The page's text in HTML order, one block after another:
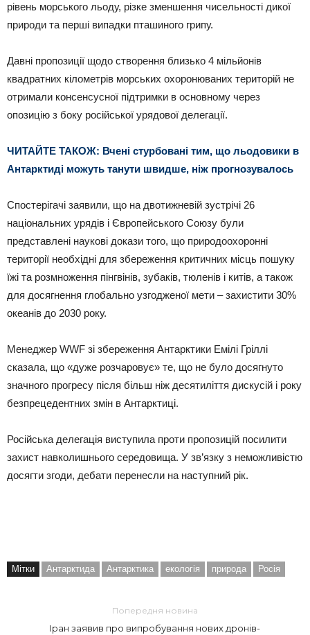
рівень морського льоду, різке зменшення чисельності дикої
природи та перші випадки пташиного грипу.
Давні пропозиції щодо створення близько 4 мільйонів
квадратних кілометрів морських охоронюваних територій не
отримали консенсусної підтримки в основному через
опозицію з боку російської урядової делегації.
ЧИТАЙТЕ ТАКОЖ: Вчені стурбовані тим, що льодовики в
Антарктиді можуть танути швидше, ніж прогнозувалось
Спостерігачі заявили, що на двотижневій зустрічі 26
національних урядів і Європейського Союзу були
представлені наукові докази того, що природоохоронні
території необхідні для збереження критичних місць пошуку
їжі та розмноження пінгвінів, зубаків, тюленів і китів, а також
для досягнення глобально узгодженої мети – захистити 30%
океанів до 2030 року.
Менеджер WWF зі збереження Антарктики Емілі Гріллі
сказала, що «дуже розчаровує» те, що не було досягнуто
значного прогресу після більш ніж десятиліття дискусій і року
безпрецедентних змін в Антарктиці.
Російська делегація виступила проти пропозицій посилити
захист навколишнього середовища. У зв’язку з неможливістю
досягти згоди, дебати перенесли на наступний рік.
Мітки Антарктида Антарктика екологія природа Росія
Попередня новина
Іран заявив про випробування нових дронів-